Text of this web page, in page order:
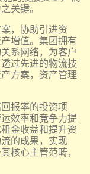
关键。
，协助引进资
増值。集团拥有
系网络，为客户
过先进的物流技
方案，资产管理
报率的投资项
效率和竞争力提
金收益和提升资
的成果，实现
核心主管范畴，